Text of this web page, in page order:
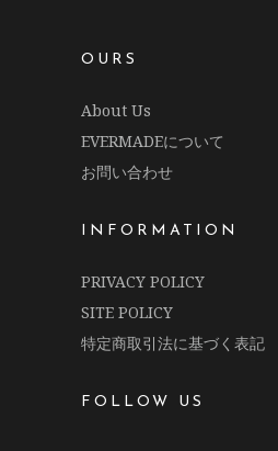
OURS
About Us
EVERMADEについて
お問い合わせ
INFORMATION
PRIVACY POLICY
SITE POLICY
特定商取引法に基づく表記
FOLLOW US